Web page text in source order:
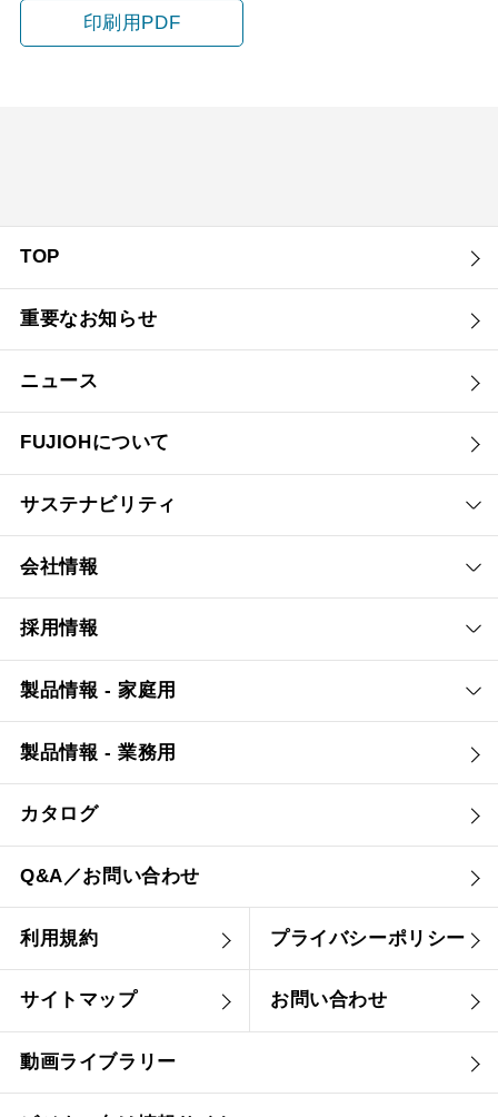
印刷用PDF
TOP
重要なお知らせ
ニュース
FUJIOHについて
サステナビリティ
会社情報
採用情報
製品情報 - 家庭用
製品情報 - 業務用
カタログ
Q&A／お問い合わせ
利用規約 プライバシーポリシー
サイトマップ お問い合わせ
動画ライブラリー